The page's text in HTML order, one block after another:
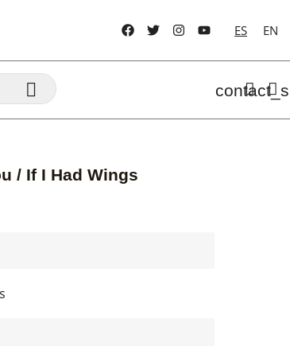
ES EN

/ If I Had Wings